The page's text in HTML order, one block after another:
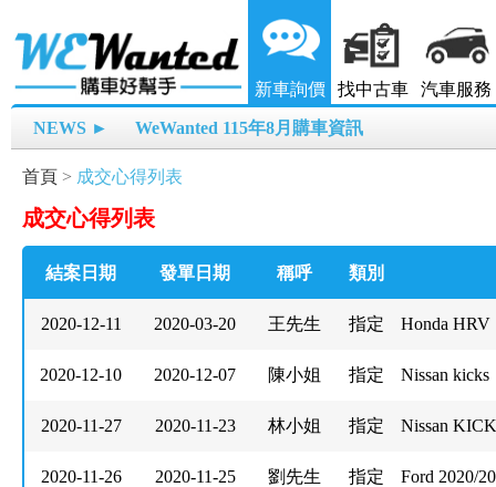
新車詢價 找中古車 汽車服務
NEWS ► WeWanted 115年8月購車資訊
首頁 > 成交心得列表
成交心得列表
結案日期 發單日期 稱呼 類別
2020-12-11 2020-03-20 王先生 指定 Honda HRV
2020-12-10 2020-12-07 陳小姐 指定 Nissan kicks
2020-11-27 2020-11-23 林小姐 指定 Nissan
2020-11-26 2020-11-25 劉先生 指定 Ford 2020/